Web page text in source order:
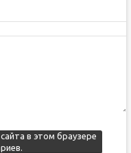
в этом браузере